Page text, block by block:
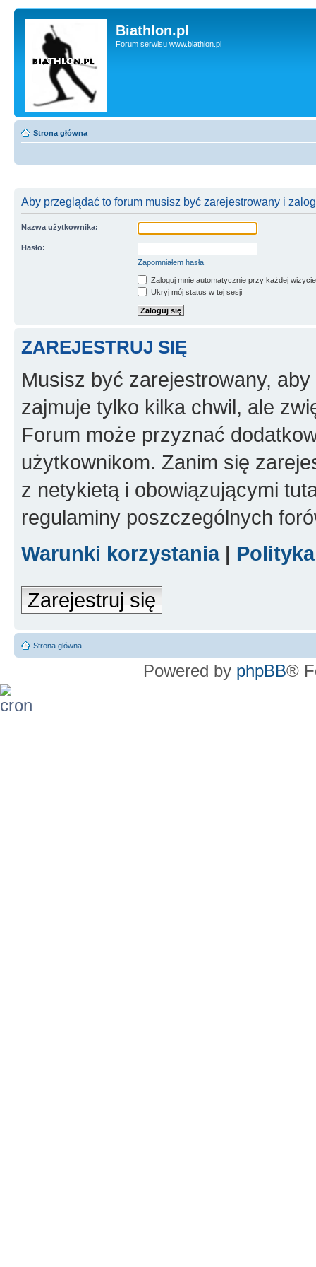
Biathlon.pl
Forum serwisu www.biathlon.pl
Strona główna
Aby przeglądać to forum musisz być zarejestrowany i
Nazwa użytkownika:
Hasło:
Zapomniałem hasła
Zaloguj mnie automatycznie przy każdej wizycie
Ukryj mój status w tej sesji
ZAREJESTRUJ SIĘ
Musisz być zarejestrowany,
zajmuje tylko kilka chwil, ale
Forum może przyznać
użytkownikom. Zanim się
z netykietą i obowiązującymi
regulaminy poszczególnych
Warunki korzystania|
Zarejestruj się
Strona główna
Powered by phpBB®